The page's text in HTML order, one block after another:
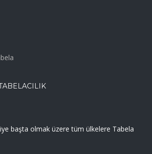
başta olmak üzere tüm ülkelere Tabela